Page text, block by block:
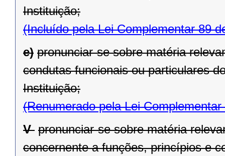
Instituição;
(Incluído pela Lei Complementar 89
e) pronunciar-se sobre matéria
condutas funcionais ou particulares
Instituição;
(Renumerado pela Lei
V  pronunciar-se sobre matéria
concernente a funções, princípios e